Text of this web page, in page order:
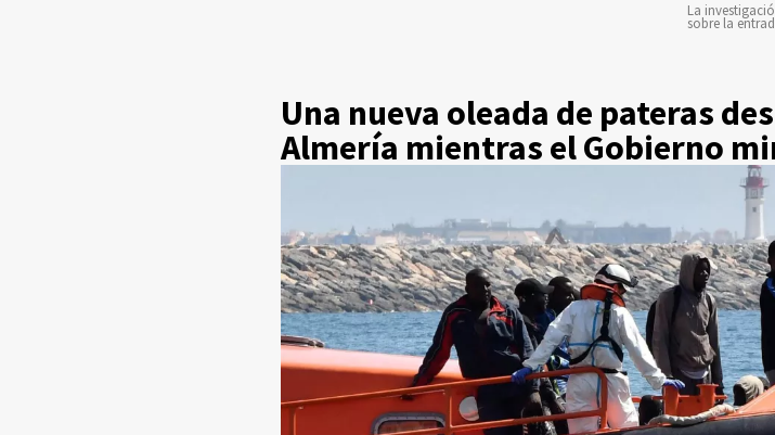
La
sobre la
Una nueva oleada de pateras
Almería mientras el Gobierno